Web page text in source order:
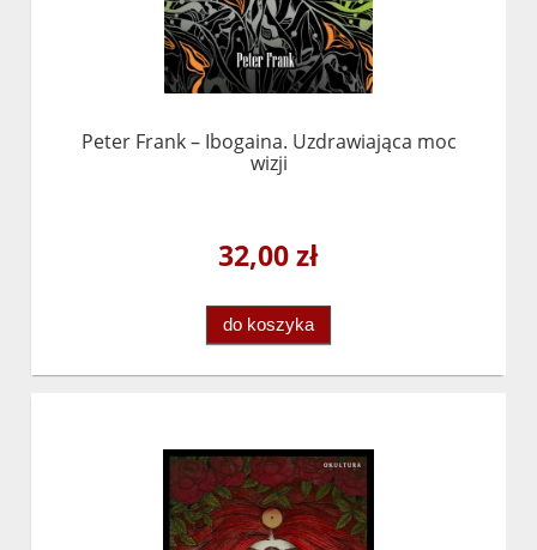
Peter Frank – Ibogaina. Uzdrawiająca moc
wizji
32,00 zł
do koszyka